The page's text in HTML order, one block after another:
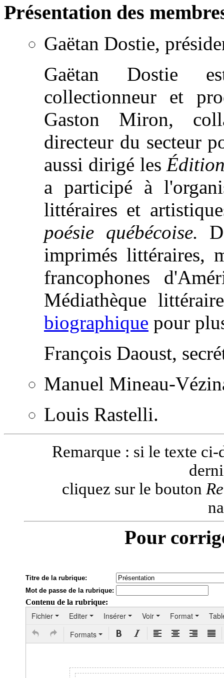
Présentation des
Gaëtan Dostie,
Gaëtan Dostie
collectionneur et
Gaston Miron,
directeur du secteur
aussi dirigé les
a participé à
littéraires et
poésie québécoise.
imprimés littéraires,
francophones
Médiathèque
biographique pour
François Daoust,
Manuel Mineau-
Louis Rastelli.
Remarque : si le texte ci-
cliquez sur le bouton
Pour
Titre de la rubrique:
Mot de passe de la rubrique:
Contenu de la rubrique:
Fichier Editer Insérer Voir Format
Formats